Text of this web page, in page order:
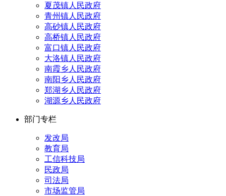
夏茂镇人民政府
青州镇人民政府
高砂镇人民政府
高桥镇人民政府
富口镇人民政府
大洛镇人民政府
南霞乡人民政府
南阳乡人民政府
郑湖乡人民政府
湖源乡人民政府
部门专栏
发改局
教育局
工信科技局
民政局
司法局
市场监管局